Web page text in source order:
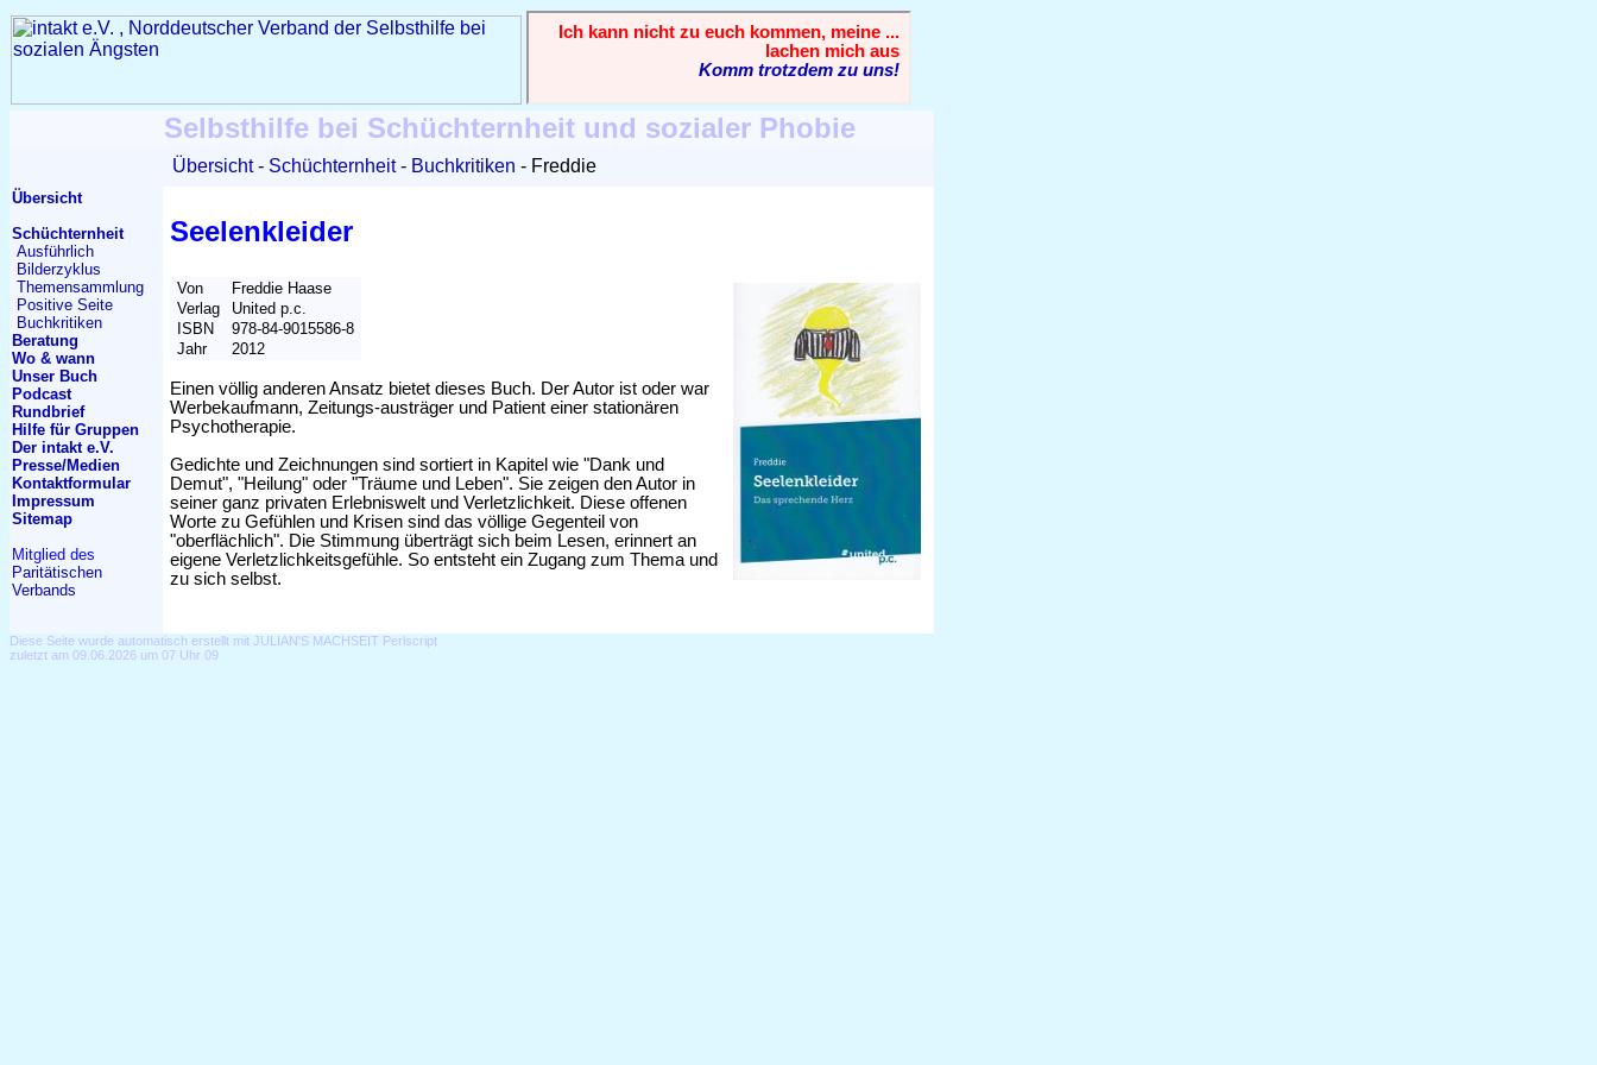
Selbsthilfe bei Schüchternheit und sozialer Phobie
Übersicht Schüchternheit Buchkritiken Freddie
Übersicht
Schüchternheit
Ausführlich
Bilderzyklus
Themensammlung
Positive Seite
Buchkritiken
Beratung
Wo & wann
Unser Buch
Podcast
Rundbrief
Hilfe für Gruppen
Der intakt e.V.
Presse/Medien
Kontaktformular
Impressum
Sitemap
Mitglied des
Paritätischen
Verbands
Seelenkleider
Von
Freddie Haase
Verlag
United p.c.
ISBN
978-84-9015586-8
Jahr
2012
Einen völlig anderen Ansatz bietet dieses Buch. Der Autor ist oder war
Werbekaufmann, Zeitungs-austräger und Patient einer stationären
Psychotherapie.
Gedichte und Zeichnungen sind sortiert in Kapitel wie "Dank und
Demut", "Heilung" oder "Träume und Leben". Sie zeigen den Autor in
seiner ganz privaten Erlebniswelt und Verletzlichkeit. Diese offenen
Worte zu Gefühlen und Krisen sind das völlige Gegenteil von
"oberflächlich". Die Stimmung überträgt sich beim Lesen, erinnert an
eigene Verletzlichkeitsgefühle. So entsteht ein Zugang zum Thema und
zu sich selbst.
Diese Seite wurde automatisch erstellt mit JULIAN'S MACHSEIT Perlscript
zuletzt am 09.06.2026 um 07 Uhr 09